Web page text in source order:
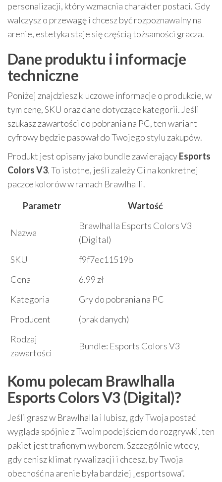
personalizacji, który wzmacnia charakter postaci. Gdy
walczysz o przewagę i chcesz być rozpoznawalny na
arenie, estetyka staje się częścią tożsamości gracza.
Dane produktu i informacje
techniczne
Poniżej znajdziesz kluczowe informacje o produkcie, w
tym cenę, SKU oraz dane dotyczące kategorii. Jeśli
szukasz zawartości do pobrania na PC, ten wariant
cyfrowy będzie pasował do Twojego stylu zakupów.
Produkt jest opisany jako bundle zawierającyEsports
Colors V3. To istotne, jeśli zależy Ci na konkretnej
paczce kolorów w ramach Brawlhalli.
Parametr
Wartość
Nazwa
Brawlhalla Esports Colors V3
(Digital)
SKU
f9f7ec11519b
Cena
6.99 zł
Kategoria
Gry do pobrania na PC
Producent
(brak danych)
Rodzaj
zawartości
Bundle: Esports Colors V3
Komu polecam Brawlhalla
Esports Colors V3 (Digital)?
Jeśli grasz w Brawlhalla i lubisz, gdy Twoja postać
wygląda spójnie z Twoim podejściem do rozgrywki, ten
pakiet jest trafionym wyborem. Szczególnie wtedy,
gdy cenisz klimat rywalizacji i chcesz, by Twoja
obecność na arenie była bardziej „esportsowa”.